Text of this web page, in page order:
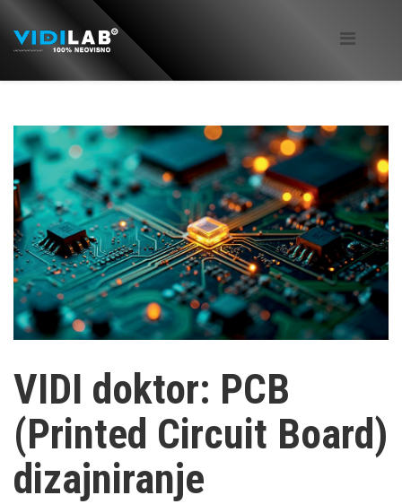
VIDI doktor: PCB
(Printed Circuit Board)
dizajniranje